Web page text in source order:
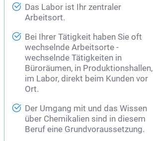
Das Labor ist Ihr zentraler
Arbeitsort.
Bei Ihrer Tätigkeit haben Sie oft
wechselnde Arbeitsorte -
wechselnde Tätigkeiten in
Büroräumen, in Produktionshallen,
im Labor, direkt beim Kunden vor
Ort.
Der Umgang mit und das Wissen
über Chemikalien sind in diesem
Beruf eine Grundvoraussetzung.